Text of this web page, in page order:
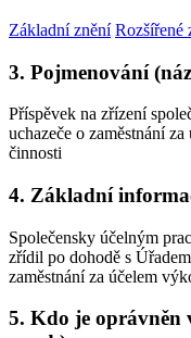
Základní znění Rozšířené
3. Pojmenování
Příspěvek na zřízení
uchazeče o zaměstnání
činnosti
4. Základní
Společensky účelným
zřídil po dohodě s
zaměstnání za účelem
5. Kdo je oprávněn